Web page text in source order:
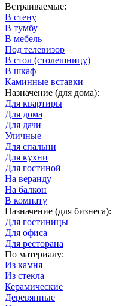
Встраиваемые:
В стену
В тумбу
В мебель
Под телевизор
В стол (столешницу)
В шкаф
Каминные вставки
Назначение (для дома):
Для квартиры
Для дома
Для дачи
Уличные
Для спальни
Для кухни
Для гостиной
На веранду
На балкон
В комнату
Назначение (для бизнеса):
Для гостиницы
Для офиса
Для ресторана
По материалу:
Из камня
Из стекла
Керамические
Деревянные